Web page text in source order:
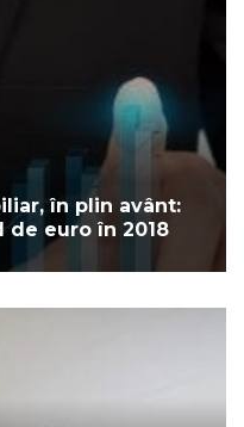
în plin avânt:
euro în 2018